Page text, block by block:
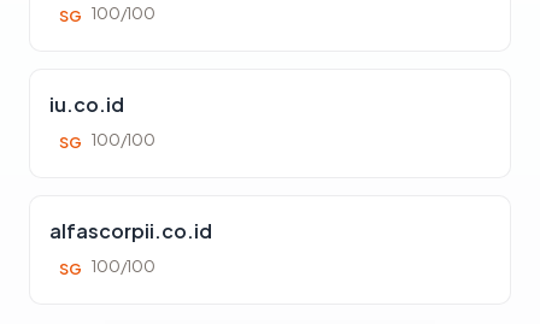
SG 100/100
iu.co.id
SG 100/100
alfascorpii.co.id
SG 100/100